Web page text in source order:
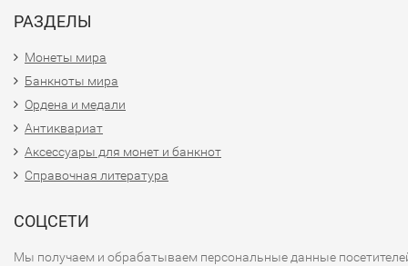
РАЗДЕЛЫ
Монеты мира
Банкноты мира
Ордена и медали
Антиквариат
Аксессуары для монет и банкнот
Справочная литература
СОЦСЕТИ
Мы получаем и обрабатываем персональные данные